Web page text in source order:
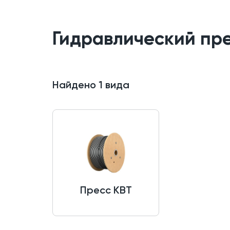
Гидравлический
Найдено 1 вида
Пресс КВТ